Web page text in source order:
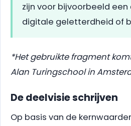
zijn voor bijvoorbeeld
digitale geletterdheid of
*Het gebruikte fragment
Alan Turingschool in
De deelvisie schrijven
Op basis van de